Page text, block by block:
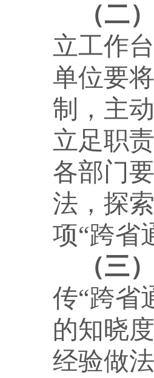
（二）
立工作
单位要
制，主动
立足职
各部门
法，探
项“跨省
（三）
传“跨省
的知晓
经验做